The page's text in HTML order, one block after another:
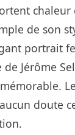
chaleur
de son
portrait
Jérôme
doute